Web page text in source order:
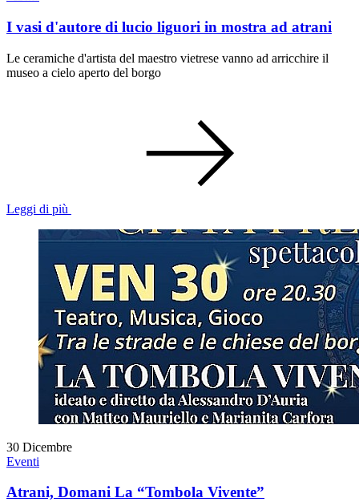
I vasi d'autore di lucio liguori in mostra ad atrani
Le ceramiche d'artista del maestro vietrese vanno ad arricchire il
museo a cielo aperto del borgo
Leggi di più
30 Dicembre
Eventi
Atrani, Domani La “Tombola Vivente”